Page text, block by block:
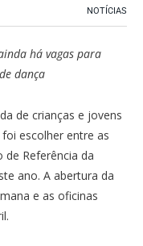
NOTÍCIAS
há vagas para
dança
de crianças e jovens
escolher entre as
Referência da
ano. A abertura da
e as oficinas